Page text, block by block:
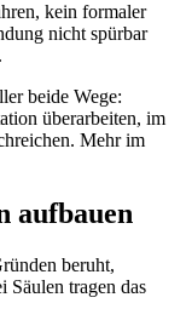
kein formaler
nicht spürbar
beide Wege:
überarbeiten, im
Mehr im
aufbauen
beruht,
Säulen tragen das